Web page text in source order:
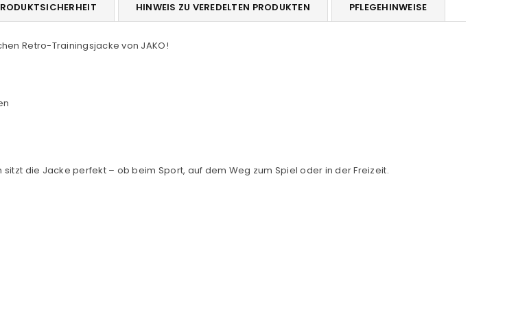
HINWEIS ZU VEREDELTEN PRODUKTEN PFLEGEHINWEISE
Retro-Trainingsjacke von JAKO!
die Jacke perfekt – ob beim Sport, auf dem Weg zum Spiel oder in der Freizeit.